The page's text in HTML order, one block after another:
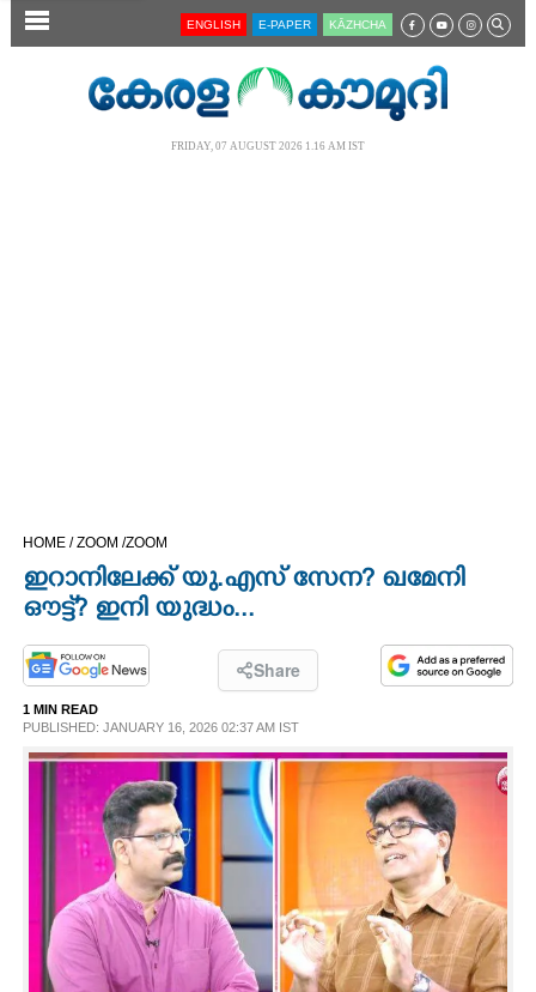
SECTIONS
OPINION
LIFESTYLE
SPIRITUAL
INFO+
ART
ENGLISH E-PAPER KĀZHCHA
FRIDAY, 07 AUGUST 2026 1.16 AM IST
HOME /ZOOM /ZOOM
ഇറാനിലേക്ക് യു.എസ് സേന? ഖമേനി
ഔട്ട്? ഇനി യുദ്ധം...
Share
1 MIN READ
PUBLISHED: JANUARY 16, 2026 02:37 AM IST